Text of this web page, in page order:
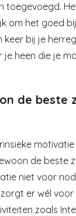
toegevoegd.
om het goed
keer bij je
heen die je
de beste
de beste
niet voor
er wél
zoals